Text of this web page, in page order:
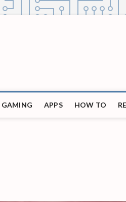
GAMING APPS HOW TO